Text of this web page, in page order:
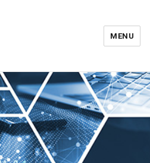
Hubert
MENU